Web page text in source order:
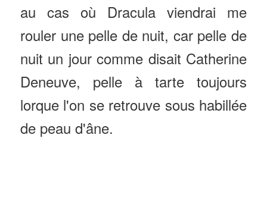
au cas où Dracula viendrai me
rouler une pelle de nuit, car pelle de
nuit un jour comme disait Catherine
Deneuve, pelle à tarte toujours
lorque l'on se retrouve sous habillée
de peau d'âne.